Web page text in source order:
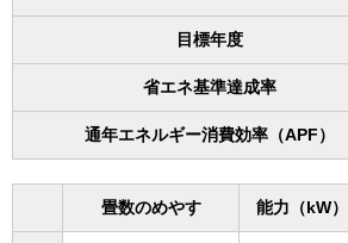
目標年度
省エネ基準達成率
通年エネルギー消費効率（APF）
畳数のめやす 能力（kW）